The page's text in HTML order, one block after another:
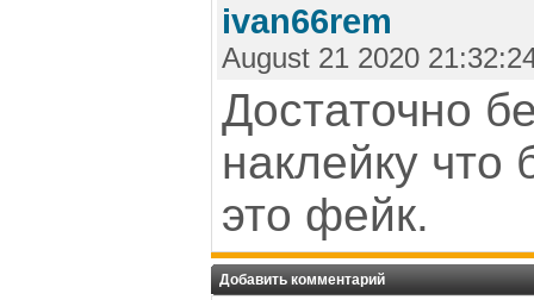
ivan66rem
August 21 2020
Достаточно
наклейку что
это фейк.
Добавить комментарий